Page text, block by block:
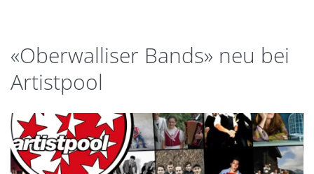
«Oberwalliser Bands» neu bei
Artistpool